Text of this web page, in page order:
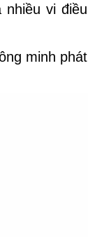
nhiều vi điều
minh phát